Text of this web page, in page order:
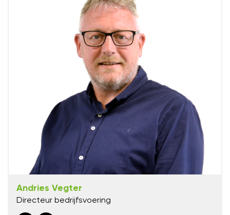
Andries Vegter
Directeur bedrijfsvoering